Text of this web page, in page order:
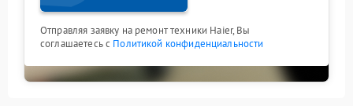
Отправляя заявку на ремонт техники Haier, Вы
соглашаетесь с Политикой конфиденциальности